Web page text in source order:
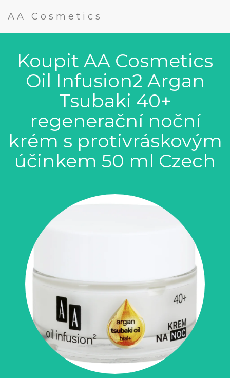
AA Cosmetics
Koupit AA Cosmetics
Oil Infusion2 Argan
Tsubaki 40+
regenerační noční
krém s protivráskovým
účinkem 50 ml Czech